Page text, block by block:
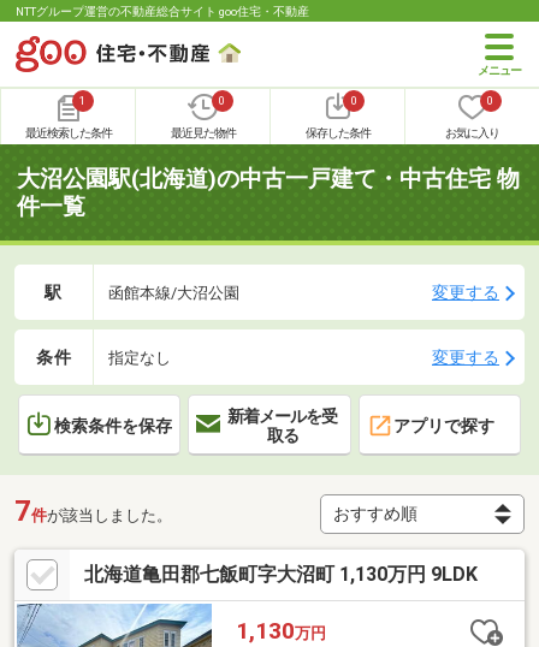
NTTグループ運営の不動産総合サイト goo住宅・不動産
1
最近検索した条件
0
最近見た物件
0
保存した条件
0
お気に入り
大沼公園駅(北海道)の中古一戸建て・中古住宅 物
件一覧
駅 函館本線/大沼公園 変更する
条件 指定なし 変更する
検索条件を保存
新着メールを受
取る
アプリで探す
7件が該当しました。
北海道亀田郡七飯町字大沼町 1,130万円 9LDK
1,130万円